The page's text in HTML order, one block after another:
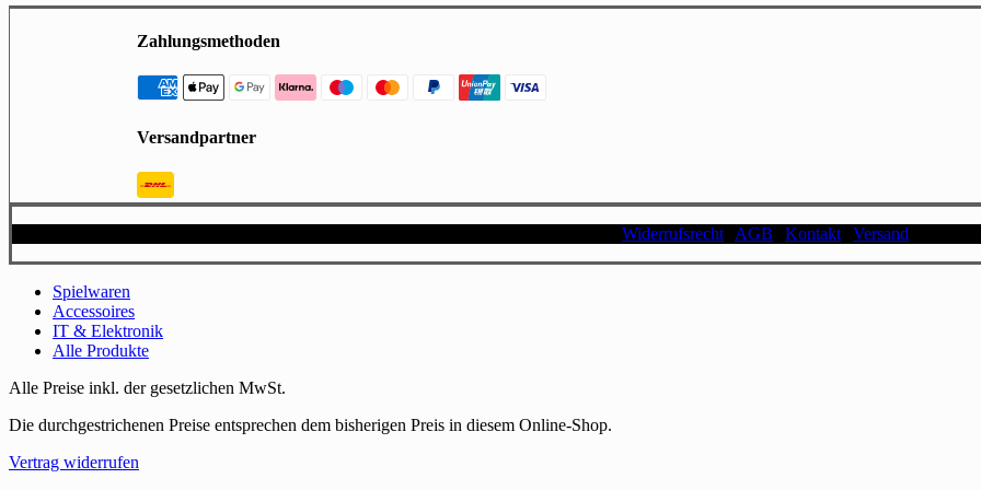
Zahlungsmethoden
Versandpartner
Widerrufsrecht AGB Kontakt Versand
Close
Menu
Spielwaren
Accessoires
IT & Elektronik
Alle Produkte
Alle Preise inkl. der gesetzlichen MwSt.
Die durchgestrichenen Preise entsprechen dem bisherigen Preis in diesem Online-Shop.
Vertrag widerrufen